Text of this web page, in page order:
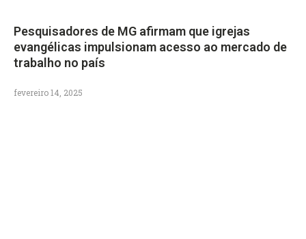
Pesquisadores de MG afirmam que igrejas
evangélicas impulsionam acesso ao mercado de
trabalho no país
fevereiro 14, 2025